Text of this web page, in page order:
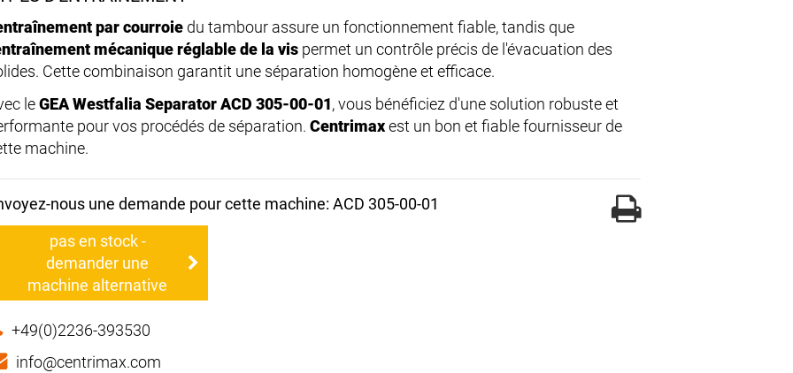
par courroie du tambour assure un fonctionnement fiable, tandis que
mécanique réglable de la vis permet un contrôle précis de l'évacuation des
Cette combinaison garantit une séparation homogène et efficace.
leGEA Westfalia Separator ACD 305-00-01, vous bénéficiez d'une solution robuste et
pour vos procédés de séparation. Centrimaxest un bon et fiable fournisseur de
machine.
nous une demande pour cette machine: ACD 305-00-01
pas en stock -
demander une
machine alternative
+49(0)2236-393530
info@centrimax.com